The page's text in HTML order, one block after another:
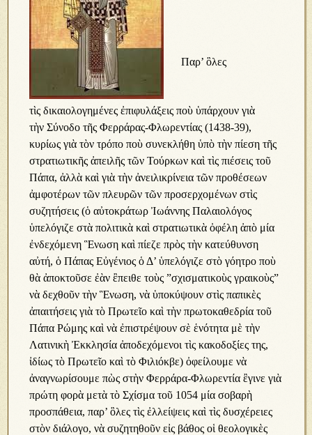
Παρ’ ὃλες
τὶς δικαιολογημένες ἐπιφυλάξεις ποὺ ὑπάρχουν γιὰ
τὴν Σύνοδο τῆς Φερράρας-Φλωρεντίας (1438-39),
κυρίως γιὰ τὸν τρόπο ποὺ συνεκλήθη ὑπὸ τὴν πίεση τῆς
στρατιωτικῆς ἀπειλῆς τῶν Τούρκων καὶ τὶς πιέσεις τοῦ
Πάπα, ἀλλὰ καὶ γιὰ τὴν ἀνειλικρίνεια τῶν προθέσεων
ἀμφοτέρων τῶν πλευρῶν τῶν προσερχομένων στὶς
συζητήσεις (ὁ αὐτοκράτωρ Ἰωάννης Παλαιολόγος
ὑπελόγιζε στὰ πολιτικὰ καὶ στρατιωτικὰ ὀφέλη ἀπὸ μία
ἐνδεχόμενη Ἓνωση καὶ πίεζε πρὸς τὴν κατεύθυνση
αὐτή, ὁ Πάπας Εὐγένιος ὁ Δ’ ὑπελόγιζε στὸ γόητρο ποὺ
θὰ ἀποκτοῦσε ἐὰν ἒπειθε τοὺς ”σχισματικοὺς γραικοὺς”
νὰ δεχθοῦν τὴν Ἓνωση, νὰ ὑποκύψουν στὶς παπικὲς
ἀπαιτήσεις γιὰ τὸ Πρωτεῖο καὶ τὴν πρωτοκαθεδρία τοῦ
Πάπα Ρώμης καὶ νὰ ἐπιστρέψουν σὲ ἑνότητα μὲ τὴν
Λατινικὴ Ἐκκλησία ἀποδεχόμενοι τὶς κακοδοξίες της,
ἰδίως τὸ Πρωτεῖο καὶ τὸ Φιλιόκβε) ὀφείλουμε νὰ
ἀναγνωρίσουμε πὼς στὴν Φερράρα-Φλωρεντία ἒγινε γιὰ
πρώτη φορὰ μετὰ τὸ Σχίσμα τοῦ 1054 μία σοβαρὴ
προσπάθεια, παρ’ ὃλες τὶς ἐλλείψεις καὶ τὶς δυσχέρειες
στὸν διάλογο, νὰ συζητηθοῦν εἰς βάθος οἱ θεολογικὲς